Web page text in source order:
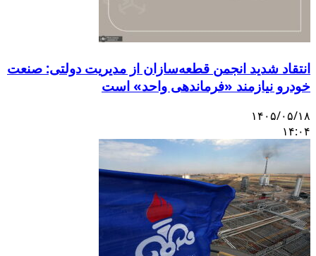
انتقاد شدید انجمن قطعه‌سازان از مدیریت دولتی: صنعت
خودرو نیازمند «فرماندهی واحد» است
۱۴۰۵/۰۵/۱۸
۱۴:۰۴